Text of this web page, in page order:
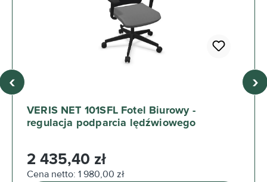
VERIS NET 101SFL Fotel Biurowy -
regulacja podparcia lędźwiowego
Cena regularna:
2 435,40 zł
Cena netto: 1 980,00 zł
‹ ›